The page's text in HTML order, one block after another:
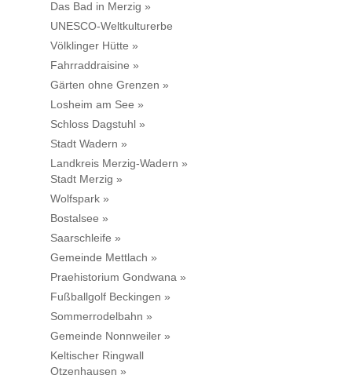
Das Bad in Merzig »
UNESCO-Weltkulturerbe
Völklinger Hütte »
Fahrraddraisine »
Gärten ohne Grenzen »
Losheim am See »
Schloss Dagstuhl »
Stadt Wadern »
Landkreis Merzig-Wadern »
Stadt Merzig »
Wolfspark »
Bostalsee »
Saarschleife »
Gemeinde Mettlach »
Praehistorium Gondwana »
Fußballgolf Beckingen »
Sommerrodelbahn »
Gemeinde Nonnweiler »
Keltischer Ringwall
Otzenhausen »